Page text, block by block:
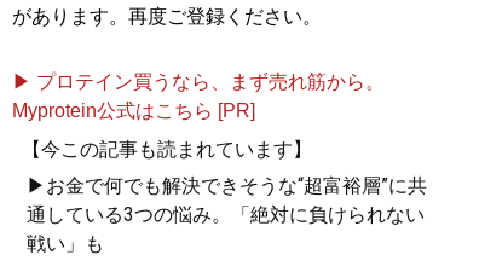
があります。再度ご登録ください。
▶ プロテイン買うなら、まず売れ筋から。
Myprotein公式はこちら [PR]
【今この記事も読まれています】
▶お金で何でも解決できそうな“超富裕層”に共
通している3つの悩み。「絶対に負けられない
戦い」も